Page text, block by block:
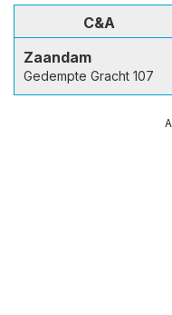
C&A
Zaandam
Gedempte Gracht 107